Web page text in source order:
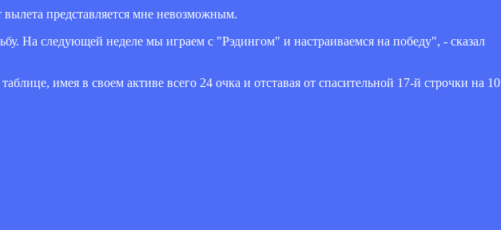
представляется мне невозможным.
На следующей неделе мы играем с "Рэдингом" и настраиваемся на победу", - сказал
имея в своем активе всего 24 очка и отставая от спасительной 17-й строчки на 10